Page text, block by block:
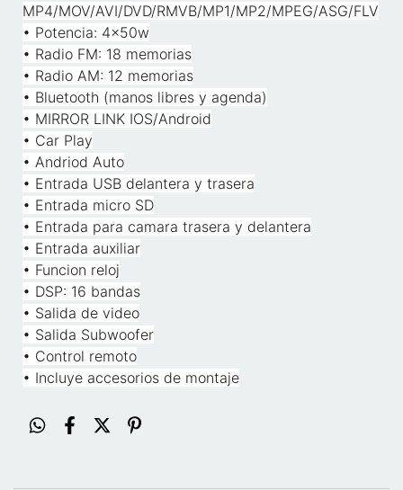
MP4/MOV/AVI/DVD/RMVB/MP1/MP2/MPEG/ASG/FLV
• Potencia: 4x50w
• Radio FM: 18 memorias
• Radio AM: 12 memorias
• Bluetooth (manos libres y agenda)
• MIRROR LINK IOS/Android
• Car Play
• Andriod Auto
• Entrada USB delantera y trasera
• Entrada micro SD
• Entrada para camara trasera y delantera
• Entrada auxiliar
• Funcion reloj
• DSP: 16 bandas
• Salida de video
• Salida Subwoofer
• Control remoto
• Incluye accesorios de montaje